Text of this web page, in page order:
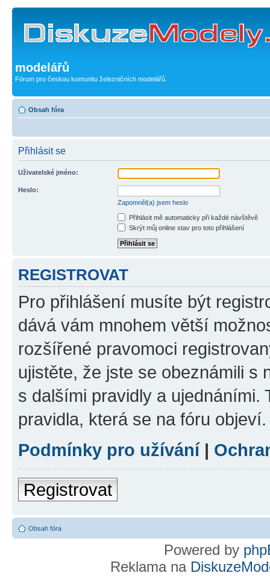
modelářů
Fórum pro českou komunitu železničních modelářů.
Obsah fóra
Přihlásit se
Uživatelské jméno:
Heslo:
Zapomněl(a) jsem heslo
Přihlásit mě automaticky při každé návštěvě
Skrýt můj online stav pro toto přihlášení
REGISTROVAT
Pro přihlášení musíte být
dává vám mnohem větší
rozšířené pravomoci
ujistěte, že jste se obeznámili s
s dalšími pravidly a ujednáními.
pravidla, která se na fóru objeví.
Podmínky pro užívání |
Registrovat
Obsah fóra
Powered by
Reklama na